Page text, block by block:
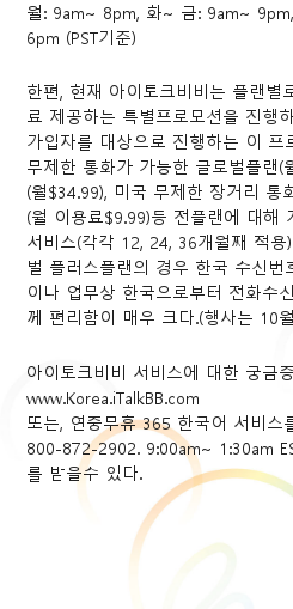
월: 9am~ 8pm, 화~ 금: 9am~
6pm (PST기준)
한편, 현재 아이토크비비는 플랜별
료 제공하는 특별프로모션을 진행
가입자를 대상으로 진행하는 이 프
무제한 통화가 가능한 글로벌플랜(
(월$34.99), 미국 무제한 장거리 통
(월 이용료$9.99)등 전플랜에 대해
서비스(각각 12, 24, 36개월째 적
벌 플러스플랜의 경우 한국 수신번
이나 업무상 한국으로부터 전화수
께 편리함이 매우 크다.(행사는 10
아이토크비비 서비스에 대한 궁금
www.Korea.iTalkBB.com
또는, 연중무휴 365 한국어 서비스
800-872-2902. 9:00am~ 1:30am
를 받을수 있다.